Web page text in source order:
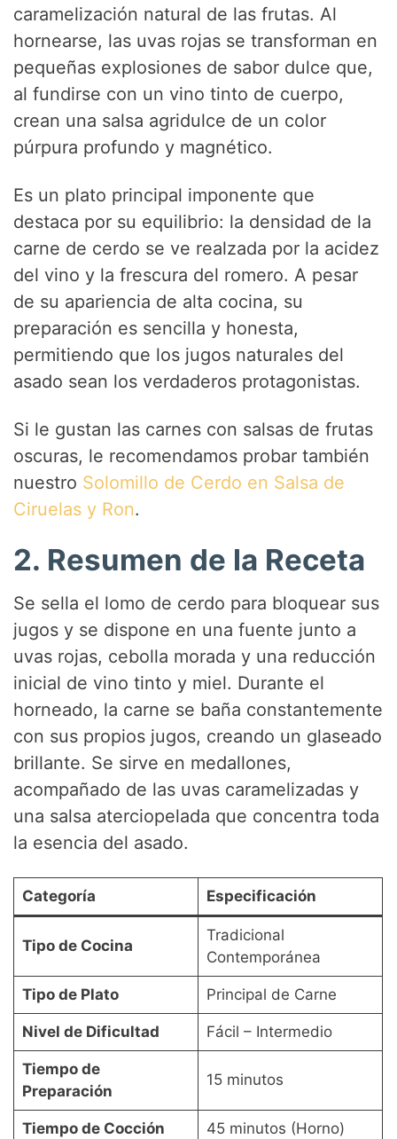
e
o
caramelización natural de las frutas. Al
hornearse, las uvas rojas se transforman en
pequeñas explosiones de sabor dulce que,
al fundirse con un vino tinto de cuerpo,
crean una salsa agridulce de un color
púrpura profundo y magnético.
Es un plato principal imponente que
destaca por su equilibrio: la densidad de la
carne de cerdo se ve realzada por la acidez
del vino y la frescura del romero. A pesar
de su apariencia de alta cocina, su
preparación es sencilla y honesta,
permitiendo que los jugos naturales del
asado sean los verdaderos protagonistas.
Si le gustan las carnes con salsas de frutas
oscuras, le recomendamos probar también
nuestro Solomillo de Cerdo en Salsa de
Ciruelas y Ron.
2. Resumen de la Receta
Se sella el lomo de cerdo para bloquear sus
jugos y se dispone en una fuente junto a
uvas rojas, cebolla morada y una reducción
inicial de vino tinto y miel. Durante el
horneado, la carne se baña constantemente
con sus propios jugos, creando un glaseado
brillante. Se sirve en medallones,
acompañado de las uvas caramelizadas y
una salsa aterciopelada que concentra toda
la esencia del asado.
Categoría Especificación
Tipo de Cocina
Tradicional
Contemporánea
Tipo de Plato Principal de Carne
Nivel de Dificultad Fácil – Intermedio
Tiempo de
Preparación
15 minutos
Tiempo de Cocción 45 minutos (Horno)